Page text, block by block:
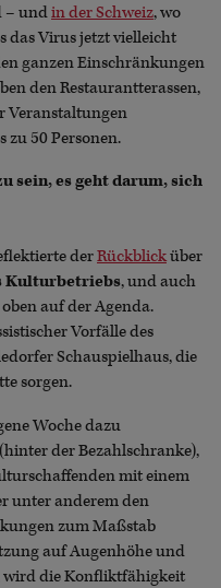
– undin der Schweiz, wo
das Virus jetzt vielleicht
ganzen Einschränkungen
den Restaurantterassen,
Veranstaltungen
50 Personen.
sein, es geht darum, sich
derRückblicküber
Kulturbetriebs, und auch
auf der Agenda.
Vorfälle des
Schauspielhaus, die
sorgen.
Woche dazu
der Bezahlschranke),
mit einem
unter anderem den
zum Maßstab
auf Augenhöhe und
wird die Konfliktfähigkeit